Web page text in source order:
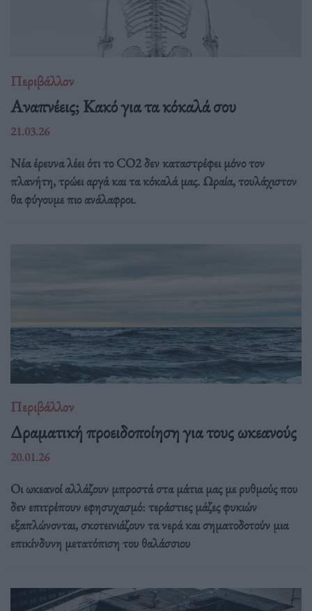
Περιβάλλον
Αναπνέεις; Κακό για τα κόκαλά σου
21.03.26
Νέα έρευνα λέει ότι το CO2 δεν καταστρέφει μόνο τον
πλανήτη, τρώει αργά και τα κόκαλά μας. Ωραία, τουλάχιστον
θα φύγουμε πιο ανάλαφροι.
Περιβάλλον
Δραματική προειδοποίηση για τους ωκεανούς
20.01.26
Οι ωκεανοί αλλάζουν μπροστά στα μάτια μας με ρυθμούς που
δεν επιτρέπουν εφησυχασμό: τεράστιες μάζες φυκιών
εξαπλώνονται, σκοτεινιάζουν τα νερά και σηματοδοτούν μια
επικίνδυνη μετατόπιση του θαλάσσιου